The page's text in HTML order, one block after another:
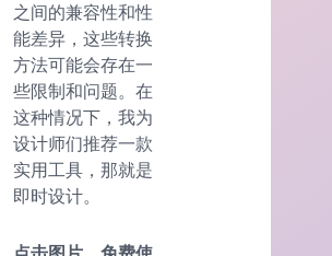
之间的兼容性和性
能差异，这些转换
方法可能会存在一
些限制和问题。在
这种情况下，我为
设计师们推荐一款
实用工具，那就是
即时设计。